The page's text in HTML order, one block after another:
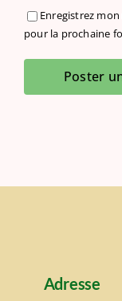
Enregistrez
pour la prochaine
Adresse